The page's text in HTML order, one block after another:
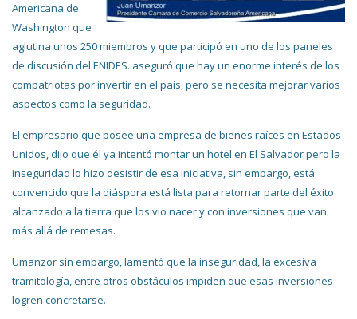
Americana de
Washington que
aglutina unos 250 miembros y que participó en uno de los paneles
de discusión del ENIDES. aseguró que hay un enorme interés de los
compatriotas por invertir en el país, pero se necesita mejorar varios
aspectos como la seguridad.
El empresario que posee una empresa de bienes raíces en Estados
Unidos, dijo que él ya intentó montar un hotel en El Salvador pero la
inseguridad lo hizo desistir de esa iniciativa, sin embargo, está
convencido que la diáspora está lista para retornar parte del éxito
alcanzado a la tierra que los vio nacer y con inversiones que van
más allá de remesas.
Umanzor sin embargo, lamentó que la inseguridad, la excesiva
tramitología, entre otros obstáculos impiden que esas inversiones
logren concretarse.